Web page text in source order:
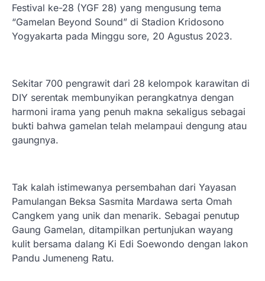
Festival ke-28 (YGF 28) yang mengusung tema
“Gamelan Beyond Sound” di Stadion Kridosono
Yogyakarta pada Minggu sore, 20 Agustus 2023.
Sekitar 700 pengrawit dari 28 kelompok karawitan di
DIY serentak membunyikan perangkatnya dengan
harmoni irama yang penuh makna sekaligus sebagai
bukti bahwa gamelan telah melampaui dengung atau
gaungnya.
Tak kalah istimewanya persembahan dari Yayasan
Pamulangan Beksa Sasmita Mardawa serta Omah
Cangkem yang unik dan menarik. Sebagai penutup
Gaung Gamelan, ditampilkan pertunjukan wayang
kulit bersama dalang Ki Edi Soewondo dengan lakon
Pandu Jumeneng Ratu.